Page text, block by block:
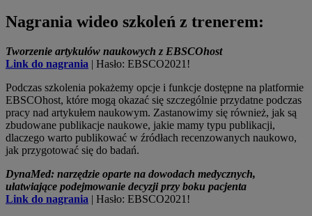
Nagrania wideo szkoleń z trenerem:
Tworzenie artykułów naukowych z EBSCOhost
Link do nagrania | Hasło: EBSCO2021!
Podczas szkolenia pokażemy opcje i funkcje dostępne na platformie
EBSCOhost, które mogą okazać się szczególnie przydatne podczas
pracy nad artykułem naukowym. Zastanowimy się również, jak są
zbudowane publikacje naukowe, jakie mamy typu publikacji,
dlaczego warto publikować w źródłach recenzowanych naukowo,
jak przygotować się do badań.
DynaMed: narzędzie oparte na dowodach medycznych,
ułatwiające podejmowanie decyzji przy boku pacjenta
Link do nagrania | Hasło: EBSCO2021!